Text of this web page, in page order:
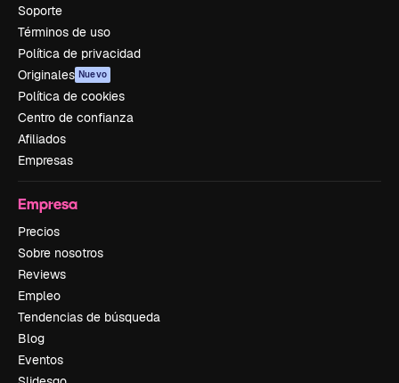
Soporte
Términos de uso
Política de privacidad
Originales Nuevo
Política de cookies
Centro de confianza
Afiliados
Empresas
Empresa
Precios
Sobre nosotros
Reviews
Empleo
Tendencias de búsqueda
Blog
Eventos